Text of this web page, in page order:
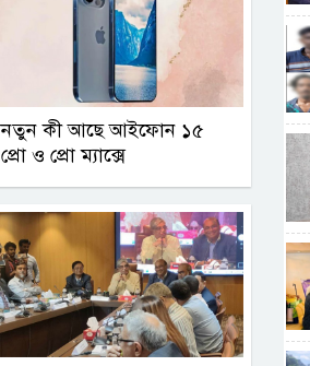
নতুন কী আছে আইফোন ১৫
প্রো ও প্রো ম্যাক্সে